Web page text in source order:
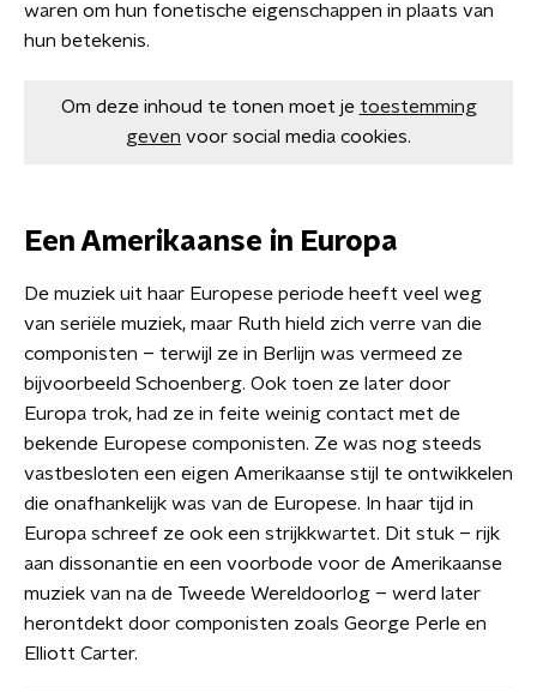
waren om hun fonetische eigenschappen in plaats van
hun betekenis.
Om deze inhoud te tonen moet je toestemming
geven voor social media cookies.
Een Amerikaanse in Europa
De muziek uit haar Europese periode heeft veel weg
van seriële muziek, maar Ruth hield zich verre van die
componisten – terwijl ze in Berlijn was vermeed ze
bijvoorbeeld Schoenberg. Ook toen ze later door
Europa trok, had ze in feite weinig contact met de
bekende Europese componisten. Ze was nog steeds
vastbesloten een eigen Amerikaanse stijl te ontwikkelen
die onafhankelijk was van de Europese. In haar tijd in
Europa schreef ze ook een strijkkwartet. Dit stuk – rijk
aan dissonantie en een voorbode voor de Amerikaanse
muziek van na de Tweede Wereldoorlog – werd later
herontdekt door componisten zoals George Perle en
Elliott Carter.